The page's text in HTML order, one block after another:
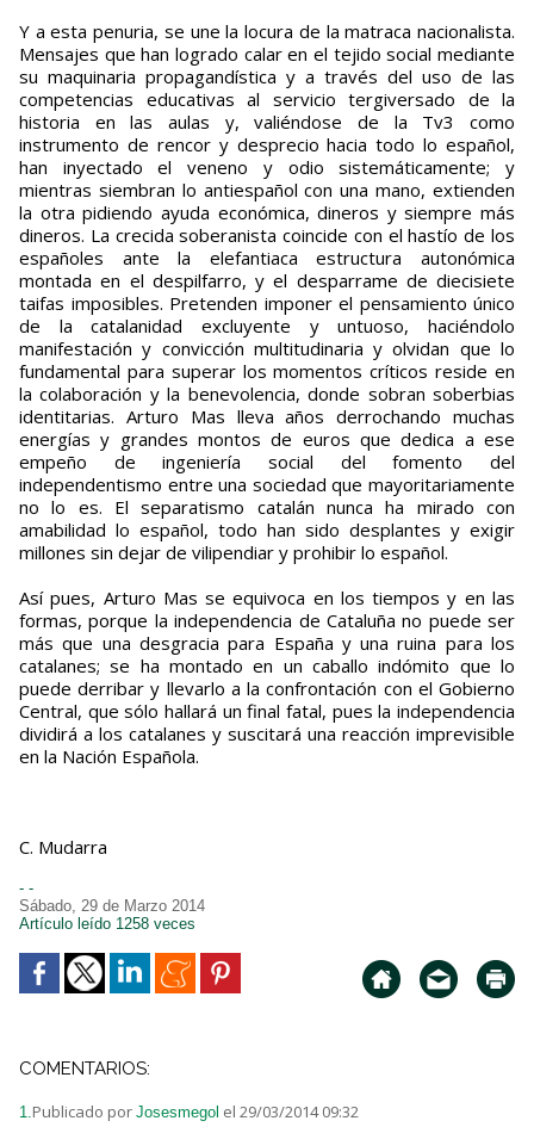
Y a esta penuria, se une la locura de la matraca nacionalista.
Mensajes que han logrado calar en el tejido social mediante
su maquinaria propagandística y a través del uso de las
competencias educativas al servicio tergiversado de la
historia en las aulas y, valiéndose de la Tv3 como
instrumento de rencor y desprecio hacia todo lo español,
han inyectado el veneno y odio sistemáticamente; y
mientras siembran lo antiespañol con una mano, extienden
la otra pidiendo ayuda económica, dineros y siempre más
dineros. La crecida soberanista coincide con el hastío de los
españoles ante la elefantiaca estructura autonómica
montada en el despilfarro, y el desparrame de diecisiete
taifas imposibles. Pretenden imponer el pensamiento único
de la catalanidad excluyente y untuoso, haciéndolo
manifestación y convicción multitudinaria y olvidan que lo
fundamental para superar los momentos críticos reside en
la colaboración y la benevolencia, donde sobran soberbias
identitarias. Arturo Mas lleva años derrochando muchas
energías y grandes montos de euros que dedica a ese
empeño de ingeniería social del fomento del
independentismo entre una sociedad que mayoritariamente
no lo es. El separatismo catalán nunca ha mirado con
amabilidad lo español, todo han sido desplantes y exigir
millones sin dejar de vilipendiar y prohibir lo español.
Así pues, Arturo Mas se equivoca en los tiempos y en las
formas, porque la independencia de Cataluña no puede ser
más que una desgracia para España y una ruina para los
catalanes; se ha montado en un caballo indómito que lo
puede derribar y llevarlo a la confrontación con el Gobierno
Central, que sólo hallará un final fatal, pues la independencia
dividirá a los catalanes y suscitará una reacción imprevisible
en la Nación Española.
C. Mudarra
- -
Sábado, 29 de Marzo 2014
Artículo leído 1258 veces
COMENTARIOS:
1.Publicado por Josesmegol el 29/03/2014 09:32